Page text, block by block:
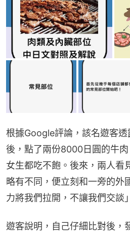
根據Google評論，該名遊客
後，點了兩份8000日圓的牛
女生都吃不飽。後來，兩人看
略有不同，便立刻和一旁的外
力將我們拉開，不讓我們交談
遊客說明，自己仔細比對後，